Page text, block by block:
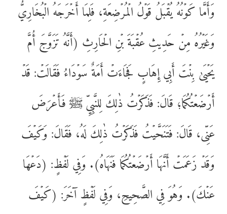
وَأَمَّا كَوۡنُهُ يُقۡبَلُ قَوۡلُ الۡمُرۡضِعَةِ، فَلِمَا أَخۡرَجَهُ الۡبُخَارِيُّ
وَغَيۡرُهُ مِنۡ حَدِيثِ عُقۡبَةَ بۡنِ الۡحَارِثِ (أَنَّهُ تَزَوَّجَ أُمَّ
يَحۡيَىٰ بِنۡتَ أَبِي إِهَابٍ فَجَاءَتۡ أَمَةٌ سَوۡدَاءُ فَقَالَتۡ: قَدۡ
أَرۡضَعۡتُكُمَا؛ قَالَ: فَذَكَرۡتُ ذٰلِكَ لِلنَّبِيِّ ﷺ فَأَعۡرَضَ
عَنِّى، قَالَ: فَتَنَحَّيۡتُ فَذَكَرۡتُ ذٰلِكَ لَهُ، فَقَالَ: وَكَيۡفَ
وَقَدۡ زَعَمَتۡ أَنَّهَا أَرۡضَعۡتُكُمَا فَنَهَاهُ). وَفِي لَفۡظٍ: (دَعۡهَا
عَنۡكَ). وَهُوَ فِي الصَّحِيحِ، وَفِي لَفۡظٍ آخَرَ: (كَيۡفَ